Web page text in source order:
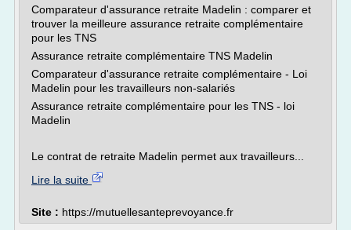
Comparateur d'assurance retraite Madelin : comparer et
trouver la meilleure assurance retraite complémentaire
pour les TNS
Assurance retraite complémentaire TNS Madelin
Comparateur d'assurance retraite complémentaire - Loi
Madelin pour les travailleurs non-salariés
Assurance retraite complémentaire pour les TNS - loi
Madelin
Le contrat de retraite Madelin permet aux travailleurs...
Lire la suite
Site : https://mutuellesanteprevoyance.fr